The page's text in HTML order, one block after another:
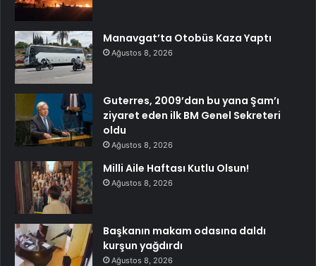
Manavgat’ta Otobüs Kaza Yaptı
Ağustos 8, 2026
Guterres, 2009’dan bu yana Şam’ı
ziyaret eden ilk BM Genel Sekreteri
oldu
Ağustos 8, 2026
Milli Aile Haftası Kutlu Olsun!
Ağustos 8, 2026
Başkanın makam odasına daldı
kurşun yağdırdı
Ağustos 8, 2026